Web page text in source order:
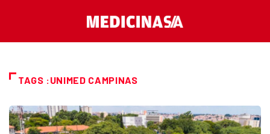
TAGS :UNIMED CAMPINAS